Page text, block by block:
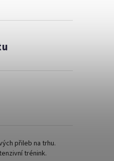
přileb na trhu.
trénink.